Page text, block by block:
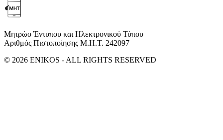
Μητρώο Έντυπου και Ηλεκτρονικού Τύπου
Αριθμός Πιστοποίησης Μ.Η.Τ. 242097
© 2026 ENIKOS - ALL RIGHTS RESERVED